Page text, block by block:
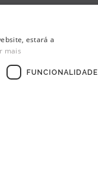
estará a
mais
FUNCIONALIDADE